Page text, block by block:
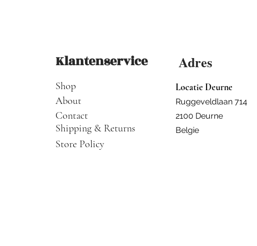
Klantenservice
Shop
About
Contact
Shipping & Returns
Store Policy
Adres
Locatie Deurne
Ruggeveldlaan 714
2100 Deurne
Belgie